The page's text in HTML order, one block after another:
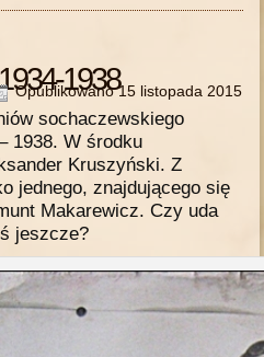
1938
Opublikowano15 listopada 2015
sochaczewskiego
1938. W środku
Kruszyński. Z
jednego, znajdującego się
Makarewicz. Czy uda
jeszcze?